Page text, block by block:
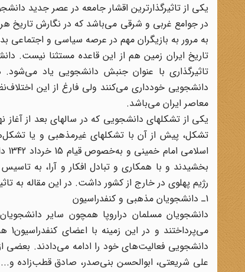
یکی از تاثیرگذارترین اقشار جامعه در عصر جدید
در جوامع غربی و شرقی می‌باشد که در نگارش تاریخ
به مرور به بازیگران مهم در عرصه سیاسی و اجتماعی
تاریخ ایران زمین هم از این قاعده مستثنا نیست.
تاثیرگذاری با عنوان جنبش دانشجویی یاد
دانشجویی خودداری می‌کنند ولی فارغ از این
معاصر ایران می‌باشد.
یکی از تشکلهای دانشجویی که در سالهای بعد از
تشکل، پیش از آن با تشکلهای غیرمذهبی و یا
بخشیدند و با همکاری و تبادل افکار و آرا،‌ به
رژیم پهلوی در خارج از کشور داشت. در این مقاله به تاثیر نهضت امام و به‌خصوص
1ـ دانشجویان مذهبی و کنفدراسیون
دانشجویان مسلمان دراروپا همچون سایر
دانشجویی فعالیت‌های خود را ادامه می‌دادند. بعضی